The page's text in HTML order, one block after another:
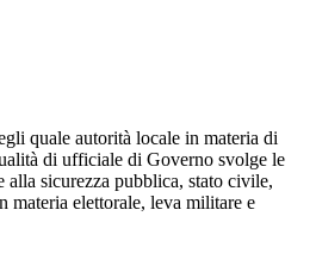
quale autorità locale in materia di
di ufficiale di Governo svolge le
sicurezza pubblica, stato civile,
materia elettorale, leva militare e